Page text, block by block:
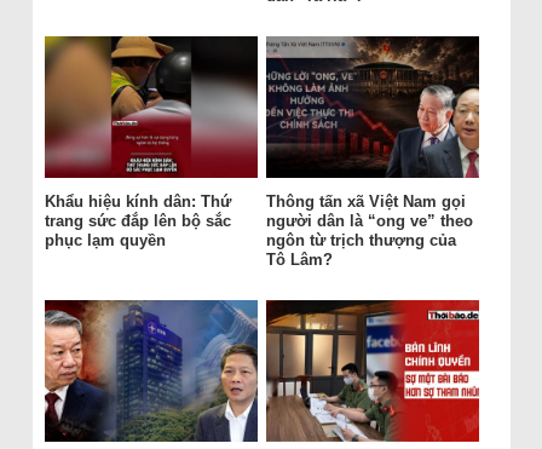
Khẩu hiệu kính dân: Thứ
trang sức đắp lên bộ sắc
phục lạm quyền
Thông tấn xã Việt Nam gọi
người dân là “ong ve” theo
ngôn từ trịch thượng của
Tô Lâm?